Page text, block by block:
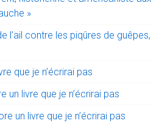
»
l’ail contre les piqûres de guêpes,
que je n’écrirai pas
un livre que je n’écrirai pas
un livre que je n’écrirai pas